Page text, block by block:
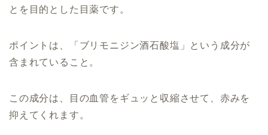
とを目的とした目薬です。
ポイントは、「ブリモニジン酒石酸塩」という成分が
含まれていること。
この成分は、目の血管をギュッと収縮させて、赤みを
抑えてくれます。